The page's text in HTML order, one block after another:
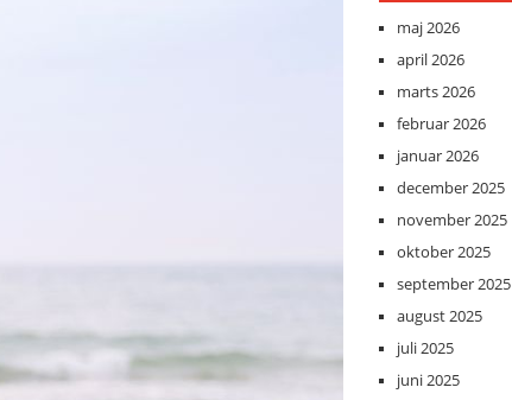
maj 2026
april 2026
marts 2026
februar 2026
januar 2026
december 2025
november 2025
oktober 2025
september 2025
august 2025
juli 2025
juni 2025